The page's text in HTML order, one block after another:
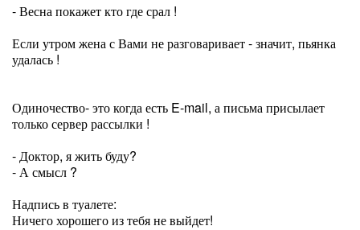
- Весна покажет кто где срал !
Если утром жена с Вами не разговаривает - значит, пьянка
удалась !
Одиночество- это когда есть E-mail, а письма присылает
только сервер рассылки !
- Доктор, я жить буду?
- А смысл ?
Надпись в туалете:
Ничего хорошего из тебя не выйдет!